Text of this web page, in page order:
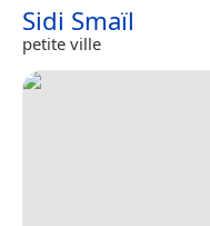
Sidi Smaïl
petite ville